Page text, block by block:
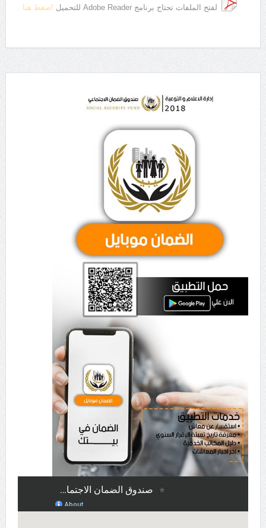
لفتح الملفات تحتاج برنامج Adobe Reader للتحميل اضغط هنا .